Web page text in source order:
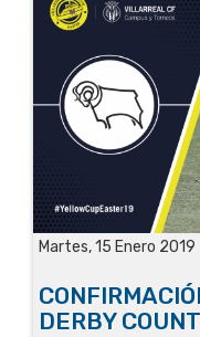
Martes, 15 Enero 2019
DERBY